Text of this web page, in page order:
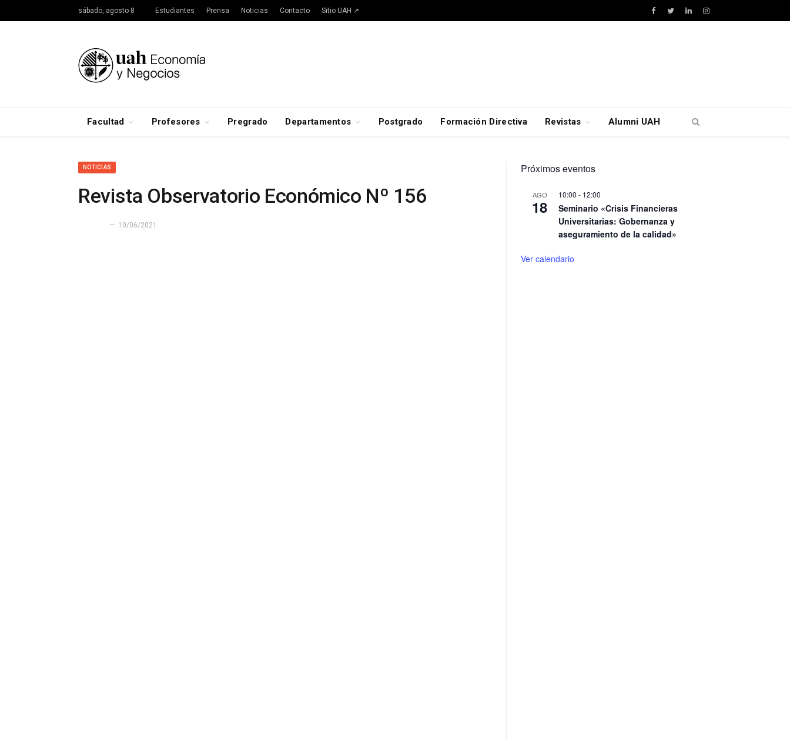
sábado, agosto 8 Estudiantes Prensa Noticias Contacto Sitio UAH ↗ Facebook
TwitterLinkedInInstagram
Facultad Profesores Pregrado Departamentos Postgrado Formación Directiva Revistas Alumni UAH
NOTICIAS
Revista Observatorio Económico Nº 156
10/06/2021
Próximos eventos
AGO
18
10:00 - 12:00
Seminario «Crisis Financieras
Universitarias: Gobernanza y
aseguramiento de la calidad»
Ver calendario